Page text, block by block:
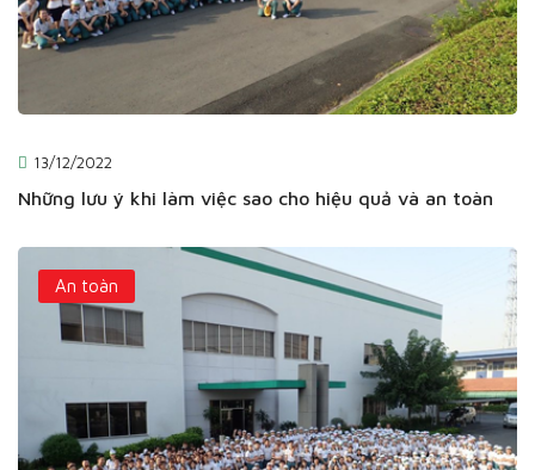
13/12/2022
Những lưu ý khi làm việc sao cho hiệu quả và an toàn
An toàn